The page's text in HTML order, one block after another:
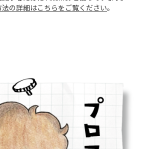
の詳細はこちらをご覧ください。